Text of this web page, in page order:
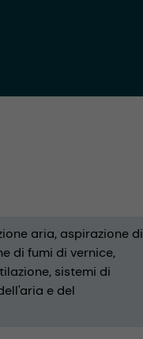
aria aspirazione di
di fumi di vernice
sistemi di
e del